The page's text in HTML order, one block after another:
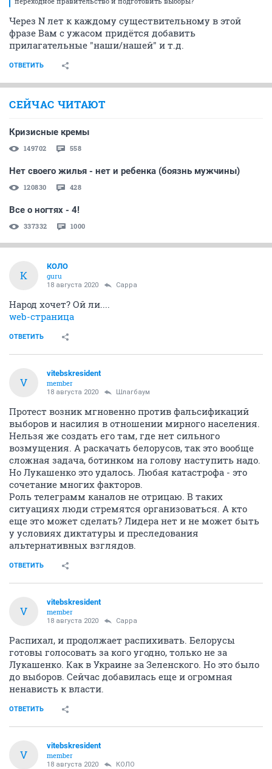
Через N лет к каждому существительному в этой
фразе Вам с ужасом придётся добавить
прилагательные "наши/нашей" и т.д.
ОТВЕТИТЬ
СЕЙЧАС ЧИТАЮТ
Кризисные кремы
149702 558
Нет своего жилья - нет и ребенка (боязнь мужчины)
120830 428
Все о ногтях - 4!
337332 1000
К
КОЛО
guru
18 августа 2020 Сарра
Народ хочет? Ой ли....
web-страница
ОТВЕТИТЬ
V
vitebskresident
member
18 августа 2020 Шлaгбaум
Протест возник мгновенно против фальсификаций
выборов и насилия в отношении мирного населения.
Нельзя же создать его там, где нет сильного
возмущения. А раскачать белорусов, так это вообще
сложная задача, ботинком на голову наступить надо.
Но Лукашенко это удалось. Любая катастрофа - это
сочетание многих факторов.
Роль телеграмм каналов не отрицаю. В таких
ситуациях люди стремятся организоваться. А кто
еще это может сделать? Лидера нет и не может быть
у условиях диктатуры и преследования
альтернативных взглядов.
ОТВЕТИТЬ
V
vitebskresident
member
18 августа 2020 Сарра
Распихал, и продолжает распихивать. Белорусы
готовы голосовать за кого угодно, только не за
Лукашенко. Как в Украине за Зеленского. Но это было
до выборов. Сейчас добавилась еще и огромная
ненависть к власти.
ОТВЕТИТЬ
V
vitebskresident
member
18 августа 2020 КОЛО